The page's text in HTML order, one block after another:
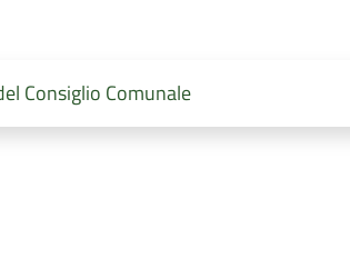
Consiglio Comunale